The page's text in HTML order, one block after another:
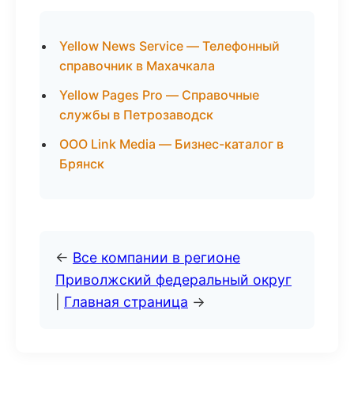
Yellow News Service — Телефонный
справочник в Махачкала
Yellow Pages Pro — Справочные
службы в Петрозаводск
ООО Link Media — Бизнес-каталог в
Брянск
← Все компании в регионе
Приволжский федеральный округ
Главная страница →